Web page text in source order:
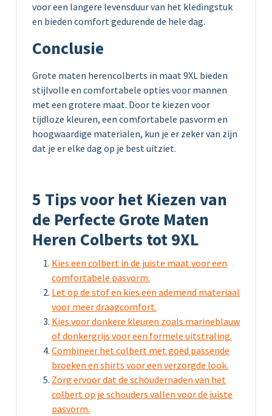
voor een langere levensduur van het kledingstuk
en bieden comfort gedurende de hele dag.
Conclusie
Grote maten herencolberts in maat 9XL bieden
stijlvolle en comfortabele opties voor mannen
met een grotere maat. Door te kiezen voor
tijdloze kleuren, een comfortabele pasvorm en
hoogwaardige materialen, kun je er zeker van zijn
dat je er elke dag op je best uitziet.
5 Tips voor het Kiezen van
de Perfecte Grote Maten
Heren Colberts tot 9XL
Kies een colbert in de juiste maat voor een
comfortabele pasvorm.
Let op de stof en kies een ademend materiaal
voor meer draagcomfort.
Kies voor donkere kleuren zoals marineblauw
of donkergrijs voor een formele uitstraling.
Combineer het colbert met goed passende
broeken en shirts voor een verzorgde look.
Zorg ervoor dat de schoudernaden van het
colbert op je schouders vallen voor de juiste
pasvorm.